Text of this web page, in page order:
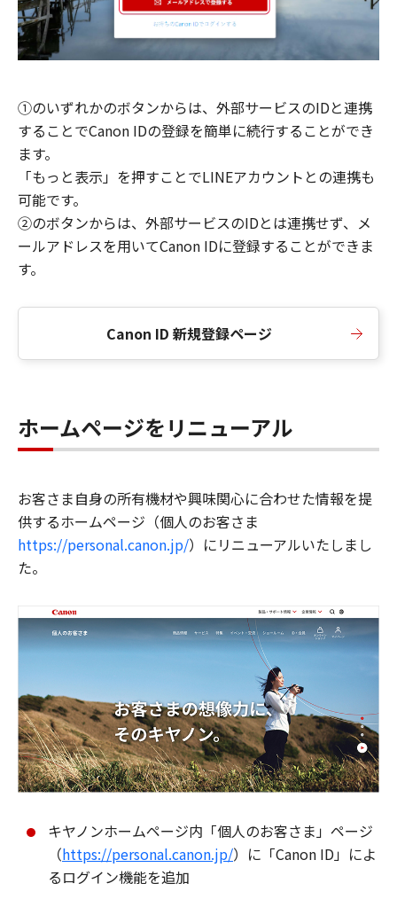
①のいずれかのボタンからは、外部サービスのIDと連携
することでCanon IDの登録を簡単に続行することができ
ます。
「もっと表示」を押すことでLINEアカウントとの連携も
可能です。
②のボタンからは、外部サービスのIDとは連携せず、メ
ールアドレスを用いてCanon IDに登録することができま
す。
Canon ID 新規登録ページ
ホームページをリニューアル
お客さま自身の所有機材や興味関心に合わせた情報を提
供するホームページ（個人のお客さま
https://personal.canon.jp/）にリニューアルいたしまし
た。
キヤノンホームページ内「個人のお客さま」ページ
（https://personal.canon.jp/）に「Canon ID」によ
るログイン機能を追加